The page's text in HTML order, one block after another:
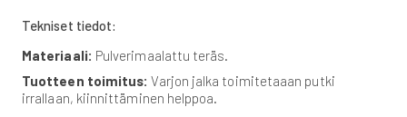
Tekniset tiedot:
Materiaali: Pulverimaalattu teräs.
Tuotteen toimitus:Varjon jalka toimitetaaan putki
irrallaan, kiinnittäminen helppoa.